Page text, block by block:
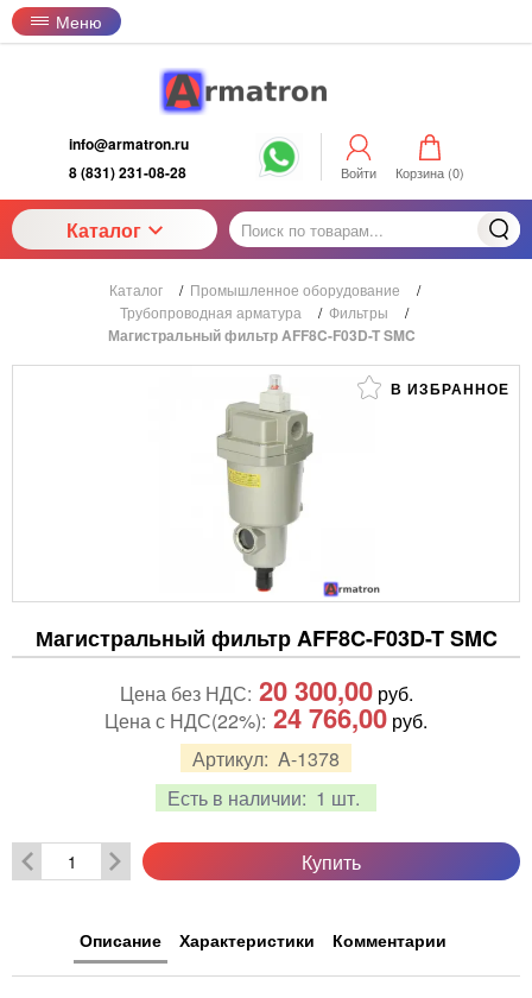
Меню
info@armatron.ru
8 (831) 231-08-28
Войти Корзина (0)
Каталог
Каталог / Промышленное оборудование
/
Трубопроводная арматура
/ Фильтры /
Магистральный фильтр AFF8C-F03D-T SMC
В ИЗБРАННОЕ
Магистральный фильтр AFF8C-F03D-T SMC
Артикул: A-1378
Есть в наличии: 1 шт.
Цена без НДС: 20 300,00руб.
Цена с НДС(22%): 24 766,00 руб.
Купить
Описание Характеристики Комментарии